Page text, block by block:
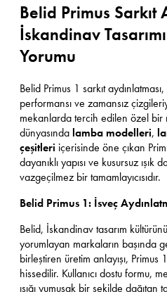
Belid Primus Sarkıt
İskandinav
Yorumu
Belid Primus 1 sarkıt
performansı ve zamansız
mekanlarda tercih edilen özel bir
dünyasında lamba modelleri,
çeşitleri içerisinde öne çıkan
dayanıklı yapısı ve kusursuz ışık
vazgeçilmez bir tamamlayıcısıdır.
Belid Primus 1: İsveç
Belid, İskandinav tasarım
yorumlayan markaların başında
birleştiren üretim anlayışı,
hissedilir. Kullanıcı dostu formu,
ışığı yumuşak bir şekilde dağıtan